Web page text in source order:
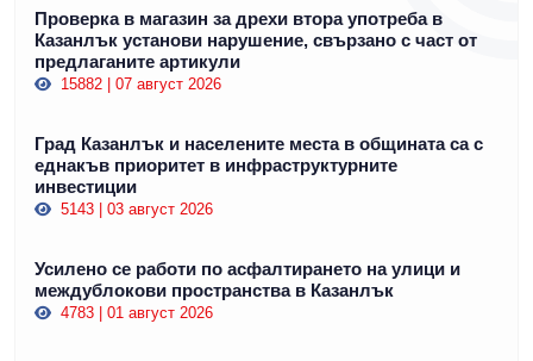
Проверка в магазин за дрехи втора употреба в
Казанлък установи нарушение, свързано с част от
предлаганите артикули
15882 | 07 август 2026
Град Казанлък и населените места в общината са с
еднакъв приоритет в инфраструктурните
инвестиции
5143 | 03 август 2026
Усилено се работи по асфалтирането на улици и
междублокови пространства в Казанлък
4783 | 01 август 2026